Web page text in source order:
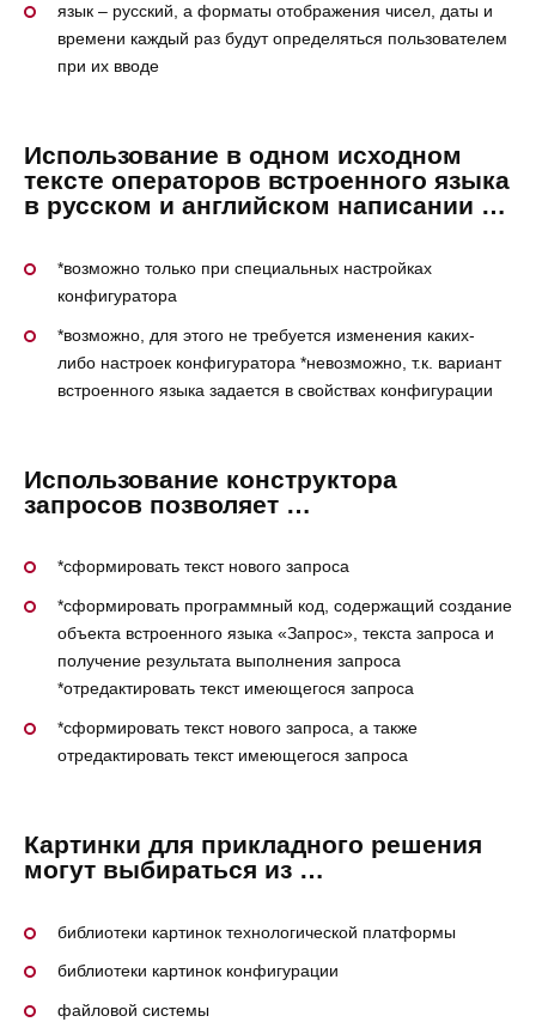
язык – русский, а форматы отображения чисел, даты и
времени каждый раз будут определяться пользователем
при их вводе
Использование в одном исходном
тексте операторов встроенного языка
в русском и английском написании …
*возможно только при специальных настройках
конфигуратора
*возможно, для этого не требуется изменения каких-
либо настроек конфигуратора *невозможно, т.к. вариант
встроенного языка задается в свойствах конфигурации
Использование конструктора
запросов позволяет …
*сформировать текст нового запроса
*сформировать программный код, содержащий создание
объекта встроенного языка «Запрос», текста запроса и
получение результата выполнения запроса
*отредактировать текст имеющегося запроса
*сформировать текст нового запроса, а также
отредактировать текст имеющегося запроса
Картинки для прикладного решения
могут выбираться из …
библиотеки картинок технологической платформы
библиотеки картинок конфигурации
файловой системы